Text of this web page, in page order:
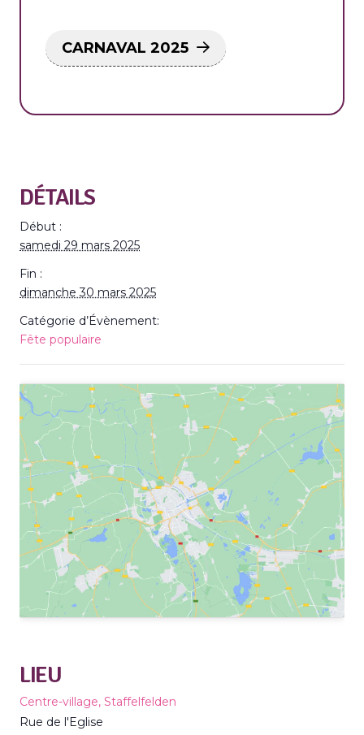
CARNAVAL 2025
DÉTAILS
Début :
samedi 29 mars 2025
Fin :
dimanche 30 mars 2025
Catégorie d’Évènement:
Fête populaire
LIEU
Centre-village, Staffelfelden
Rue de l'Eglise